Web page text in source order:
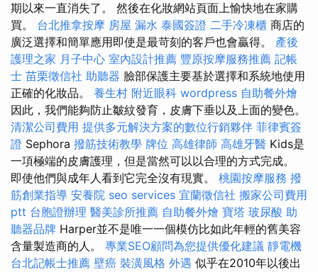
期以來一直消失了。 然後在化妝網站頁面上愉快地在家購
買。 台北推拿按摩 房屋 漏水 泰國簽證 二手冷凍櫃 商店的
廣泛選擇和簡單應用即使是最苛刻的客戶也會贏得。 產後
護理之家 月子中心 室內設計推薦 豐原按摩服務推薦 記帳
士 苗栗徵信社 助聽器 臉部保護主要基於選擇和系統地使用
正確的化妝品。 養生村 附近眼科 wordpress 自助餐外燴
因此，我們能夠防止皺紋發育，皮膚下垂以及上面的變色。
清潔公司費用 提供多元解決方案的數位行銷夥伴 菲律賓簽
證 Sephora 撥筋技術教學 牌位 高雄律師 高雄牙醫 Kids是
一項極端的皮膚護理，但是當然可以以合理的方式完成。
即使他們與成年人看到它完全沒有現實。 桃園按摩服務 撥
筋創業指導 安養院 seo services 宜蘭徵信社 搬家公司費用
ptt 台胞證辦理 醫美診所推薦 自助餐外燴 寶塔 玻尿酸 助
聽器品牌 Harper並不是唯一一個模仿比如此年輕的舊美容
含量製造商的人。 專業SEO顧問為您提供優化建議 靜電機
台北記帳士推薦 壁癌 裝潢風格 外遇 似乎在2010年以後出